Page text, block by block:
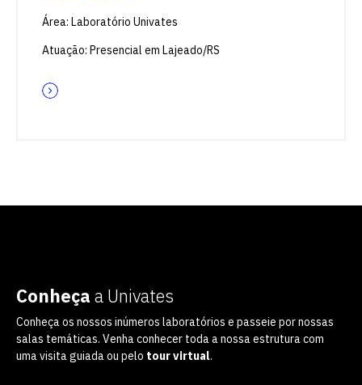
Área: Laboratório Univates
Atuação: Presencial em Lajeado/RS
Conheça a Univates
Conheça os nossos inúmeros laboratórios e passeie por nossas
salas temáticas. Venha conhecer toda a nossa estrutura com
uma visita guiada ou pelo tour virtual.